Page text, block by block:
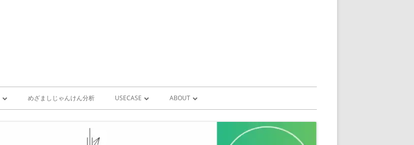
めざましじゃんけん分析 USECASE ABOUT